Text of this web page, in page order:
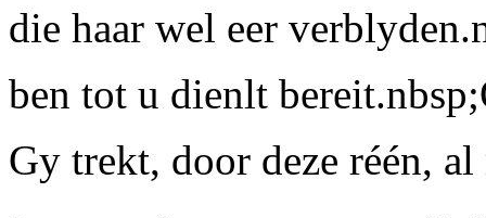
die haar wel eer
ben tot u dienlt bereit.nbsp;
Gy trekt, door deze réén,